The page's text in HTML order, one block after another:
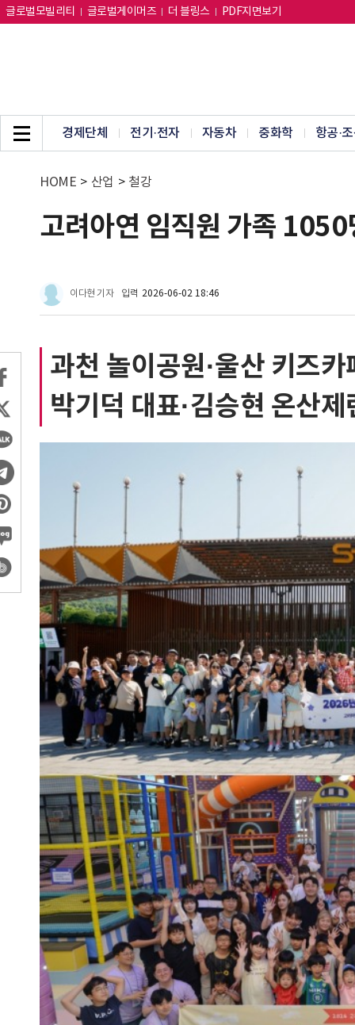
글로벌모빌리티 글로벌게이머즈 더 블링스 PDF지면보기
경제단체 전기·전자 자동차 중화학 항공·
HOME > 산업 > 철강
고려아연 임직원 가족
이다현 기자 입력 2026-06-02 18:46
과천 놀이공원·울산 키즈
박기덕 대표·김승현 온산